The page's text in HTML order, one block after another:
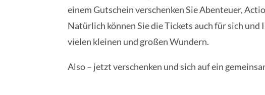
einem Gutschein verschenken Sie Abenteuer,
Natürlich können Sie die Tickets auch für sich
vielen kleinen und großen Wundern.
Also – jetzt verschenken und sich auf ein